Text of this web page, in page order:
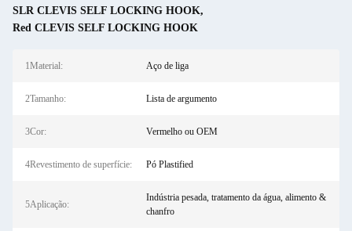
SLR CLEVIS SELF LOCKING HOOK,
Red CLEVIS SELF LOCKING HOOK
1Material: Aço de liga
2Tamanho: Lista de argumento
3Cor: Vermelho ou OEM
4Revestimento de superfície: Pó Plastified
5Aplicação:
Indústria pesada, tratamento da água, alimento &
chanfro